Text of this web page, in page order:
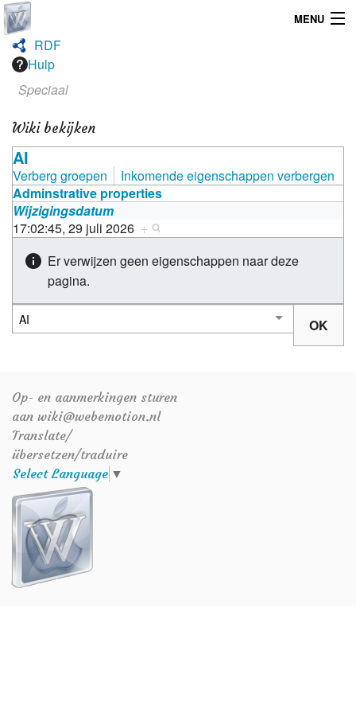
MENU
Home
Graphicdesign
Webdesign
Operating System
RDF
Hulp
Speciaal
Wiki bekijken
AI
Verberg groepen
Inkomende eigenschappen verbergen
Adminstrative properties
Wijzigingsdatum
17:02:45, 29 juli 2026 +
Er verwijzen geen eigenschappen naar deze
pagina.
Op- en aanmerkingen sturen
aan wiki@webemotion.nl
Translate/
übersetzen/traduire
Select Language ▼